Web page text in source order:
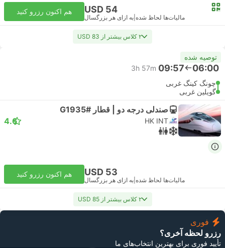
USD 54
مالیات‌ها لحاظ شده به ازای هر بزرگسال
هم اکنون رزرو کنید
۲ کلاس بیشتر از USD 83
توصیه شده
06:00
09:57
3h 57m
چونگ کینگ غربی
گویلین غربی
صندلی درجه دو | قطار #G1935
HK INT
4.6
USD 53
مالیات‌ها لحاظ شده به ازای هر بزرگسال
هم اکنون رزرو کنید
۲ کلاس بیشتر از USD 85
فوری
رزرو لحظه آخری؟
تأیید فوری برای بهترین انتخاب‌های ما